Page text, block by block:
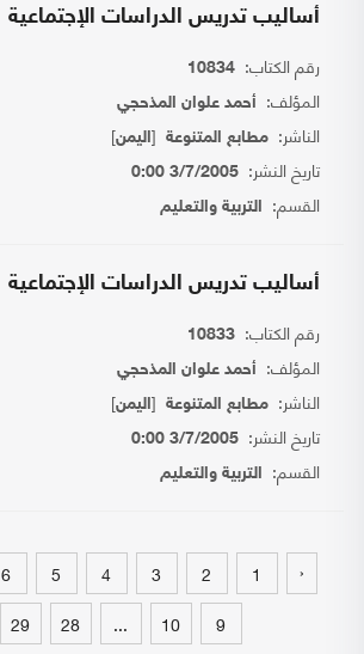
أساليب تدريس الدراسات الإجتماعية
رقم الكتاب: 10834
المؤلف: أحمد علوان المذحجي
الناشر: مطابع المتنوعة [اليمن]
تاريخ النشر: 3/7/2005 0:00
القسم: التربية والتعليم
أساليب تدريس الدراسات الإجتماعية
رقم الكتاب: 10833
المؤلف: أحمد علوان المذحجي
الناشر: مطابع المتنوعة [اليمن]
تاريخ النشر: 3/7/2005 0:00
القسم: التربية والتعليم
‹
1
2
3
4
5
6
9
10
...
28
29